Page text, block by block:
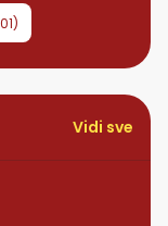
)
Vidi sve